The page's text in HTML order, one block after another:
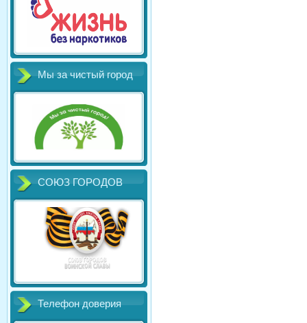
Мы за чистый город
СОЮЗ ГОРОДОВ
Телефон доверия